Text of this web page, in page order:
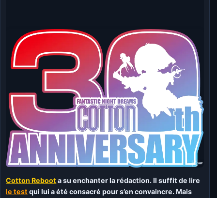
Cotton Reboot a su enchanter la rédaction. Il suffit de lire
le test qui lui a été consacré pour s’en convaincre. Mais